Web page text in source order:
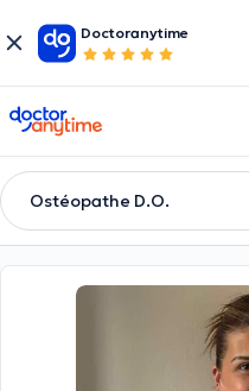
Doctoranytime
doctoranytime
Ostéopathe D.O.